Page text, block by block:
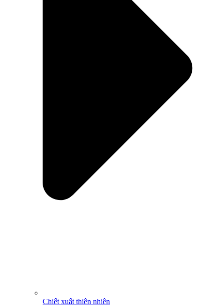
Chiết xuất thiên nhiên